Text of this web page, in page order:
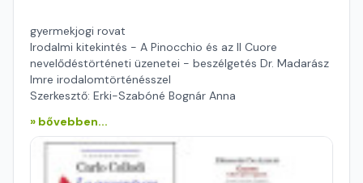
gyermekjogi rovat
Irodalmi kitekintés - A Pinocchio és az Il Cuore
nevelődéstörténeti üzenetei - beszélgetés Dr. Madarász
Imre irodalomtörténésszel
Szerkesztő: Erki-Szabóné Bognár Anna
» bővebben...